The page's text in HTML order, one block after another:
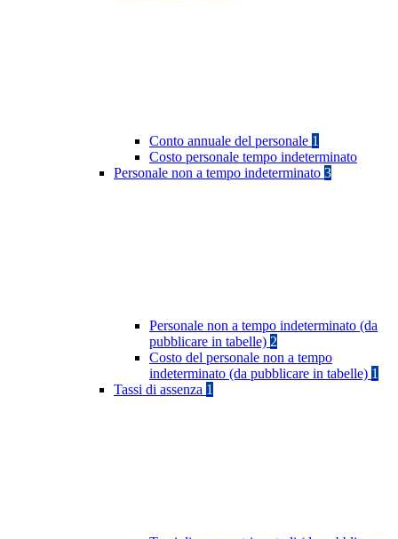
Conto annuale del personale 1
Costo personale tempo indeterminato
Personale non a tempo indeterminato 3
Personale non a tempo indeterminato (da
pubblicare in tabelle) 2
Costo del personale non a tempo
indeterminato (da pubblicare in tabelle) 1
Tassi di assenza 1